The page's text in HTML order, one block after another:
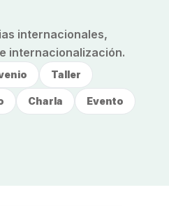
internacionales,
internacionalización.
Taller
Charla Evento